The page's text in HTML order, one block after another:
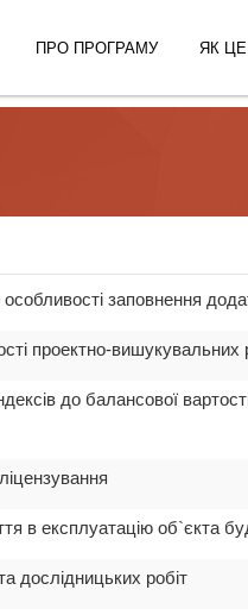
ПРО ПРОГРАМУ ЯК
заповнення
проектно-вишукувальних
до балансової
в експлуатацію об`єкта
дослідницьких робіт